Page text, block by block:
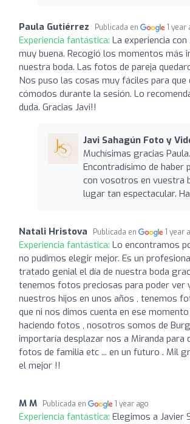
Paula Gutiérrez Publicada en 1 year
Experiencia fantástica: La experiencia con
muy buena. Recogió los momentos más
nuestra boda. Las fotos de pareja
Nos puso las cosas muy fáciles para
cómodos durante la sesión. Lo
duda. Gracias Javi!!
Javi Sahagún Foto y
Muchísimas gracias Paula.
Encontradísimo de haber
con vosotros en vuestra
lugar tan espectacular.
Natali Hristova Publicada en 1 year
Experiencia fantástica: Lo encontramos
no pudimos elegir mejor. Es un
tratado genial el día de nuestra boda
tenemos fotos preciosas para poder ver
nuestros hijos en unos años , tenemos
que ni nos dimos cuenta en ese
haciendo fotos , nosotros somos de
importaría desplazar nos a Miranda para
fotos de familia etc ... en un futuro . Mil
el mejor !!
M M Publicada en 1 year ago
Experiencia fantástica: Elegimos a Javier